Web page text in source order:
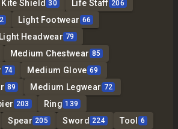
Kite Shield 30 Life Staff 206
Light Footwear 66
Light Headwear 79
Medium Chestwear 85
74 Medium Glove 69
89 Medium Legwear 72
203 Ring 139
Spear 205 Sword 224 Tool 6